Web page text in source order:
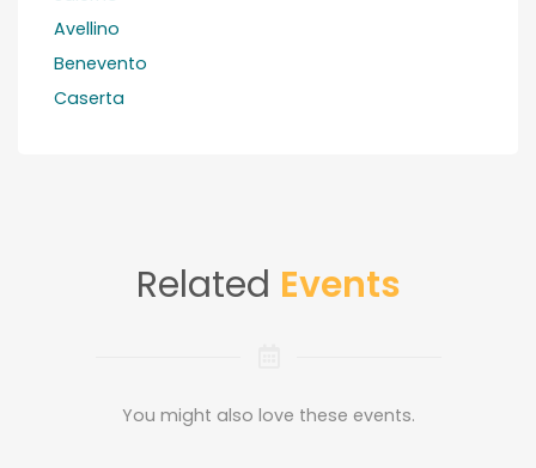
Avellino
Benevento
Caserta
Related Events
You might also love these events.